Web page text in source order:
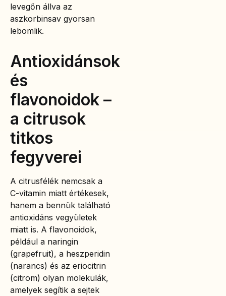
levegőn állva az
aszkorbinsav gyorsan
lebomlik.
Antioxidánsok
és
flavonoidok –
a citrusok
titkos
fegyverei
A citrusfélék nemcsak a
C-vitamin miatt értékesek,
hanem a bennük található
antioxidáns vegyületek
miatt is. A flavonoidok,
például a naringin
(grapefruit), a heszperidin
(narancs) és az eriocitrin
(citrom) olyan molekulák,
amelyek segítik a sejtek